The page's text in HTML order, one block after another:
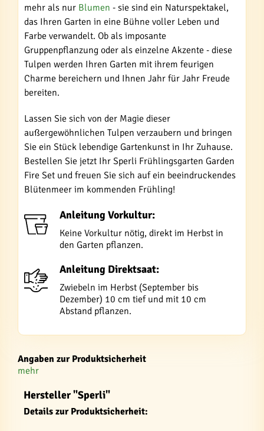
mehr als nur Blumen - sie sind ein Naturspektakel,
das Ihren Garten in eine Bühne voller Leben und
Farbe verwandelt. Ob als imposante
Gruppenpflanzung oder als einzelne Akzente - diese
Tulpen werden Ihren Garten mit ihrem feurigen
Charme bereichern und Ihnen Jahr für Jahr Freude
bereiten.
Lassen Sie sich von der Magie dieser
außergewöhnlichen Tulpen verzaubern und bringen
Sie ein Stück lebendige Gartenkunst in Ihr Zuhause.
Bestellen Sie jetzt Ihr Sperli Frühlingsgarten Garden
Fire Set und freuen Sie sich auf ein beeindruckendes
Blütenmeer im kommenden Frühling!
Anleitung Vorkultur:
Keine Vorkultur nötig, direkt im Herbst in
den Garten pflanzen.
Anleitung Direktsaat:
Zwiebeln im Herbst (September bis
Dezember) 10 cm tief und mit 10 cm
Abstand pflanzen.
Angaben zur Produktsicherheit
mehr
Hersteller "Sperli"
Details zur Produktsicherheit: